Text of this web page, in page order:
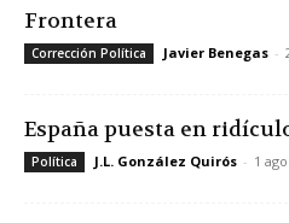
Frontera
Corrección Política Javier Benegas -
España puesta en
Política J.L. González Quirós - 1